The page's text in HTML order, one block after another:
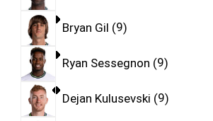
Bryan Gil 9
Ryan Sessegnon 9
Dejan Kulusevski 9